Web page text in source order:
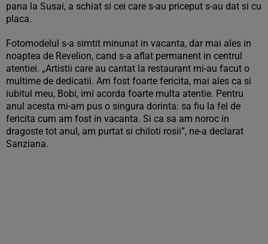
pana la Susai, a schiat si cei care s-au priceput s-au dat si cu
placa.
Fotomodelul s-a simtit minunat in vacanta, dar mai ales in
noaptea de Revelion, cand s-a aflat permanent in centrul
atentiei. „Artistii care au cantat la restaurant mi-au facut o
multime de dedicatii. Am fost foarte fericita, mai ales ca si
iubitul meu, Bobi, imi acorda foarte multa atentie. Pentru
anul acesta mi-am pus o singura dorinta: sa fiu la fel de
fericita cum am fost in vacanta. Si ca sa am noroc in
dragoste tot anul, am purtat si chiloti rosii”, ne-a declarat
Sanziana.